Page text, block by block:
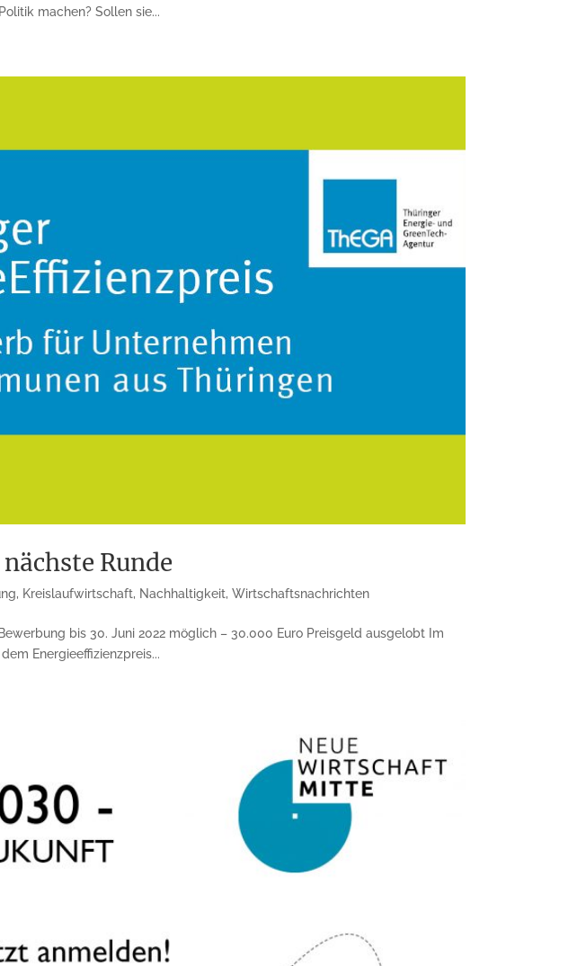
machen? Sollen sie...
Runde
, Kreislaufwirtschaft, Nachhaltigkeit,Wirtschaftsnachrichten
bis 30. Juni 2022 möglich – 30.000 Euro Preisgeld ausgelobt Im
Energieeffizienzpreis...